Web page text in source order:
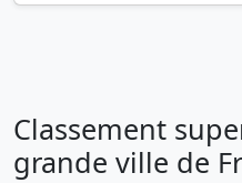
Classement
grande ville de